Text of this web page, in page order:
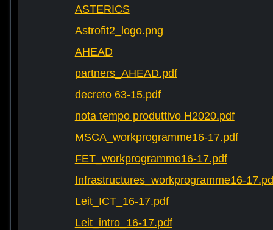
ASTERICS
Astrofit2_logo.png
AHEAD
partners_AHEAD.pdf
decreto 63-15.pdf
nota tempo produttivo H2020.pdf
MSCA_workprogramme16-17.pdf
FET_workprogramme16-17.pdf
Infrastructures_workprogramme16-
Leit_ICT_16-17.pdf
Leit_intro_16-17.pdf